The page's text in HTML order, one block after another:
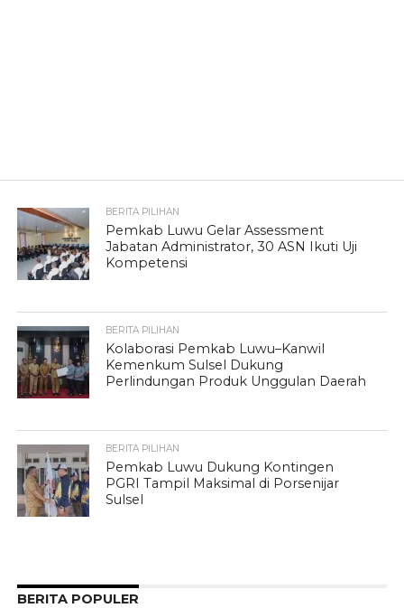
BERITA PILIHAN
Pemkab Luwu Gelar Assessment
Jabatan Administrator, 30 ASN Ikuti Uji
Kompetensi
BERITA PILIHAN
Kolaborasi Pemkab Luwu–Kanwil
Kemenkum Sulsel Dukung
Perlindungan Produk Unggulan Daerah
BERITA PILIHAN
Pemkab Luwu Dukung Kontingen
PGRI Tampil Maksimal di Porsenijar
Sulsel
BERITA POPULER